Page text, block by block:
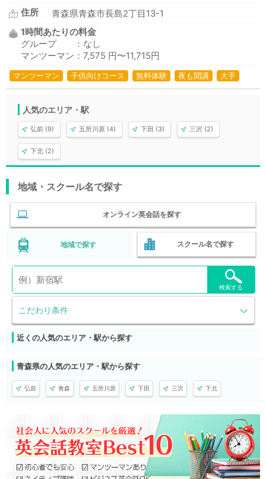
住所
青森県青森市長島2丁目13-1
1時間あたりの料金
グループ ：なし
マンツーマン：7,575 円〜11,715円
マンツーマン 子供向けコース 無料体験 夜も開講 大手
人気のエリア・駅
弘前 (9) 五所川原 (4) 下田 (3) 三沢 (2)
下北 (2)
地域・スクール名で探す
オンライン英会話を探す
地域で探す スクール名で探す
こだわり条件
検索する
近くの人気のエリア・駅から探す
青森県の人気のエリア・駅から探す
弘前 青森 五所川原 下田 三沢 下北